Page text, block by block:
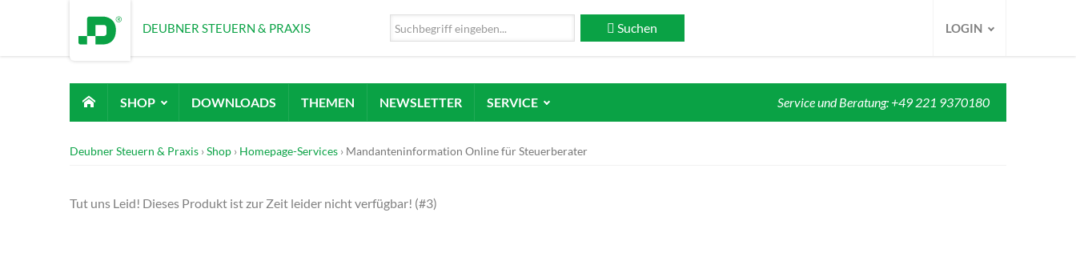
DEUBNER STEUERN & PRAXIS Suchen LOGIN
SHOP DOWNLOADS THEMEN NEWSLETTER SERVICE Service und Beratung: +49 221 9370180
Deubner Steuern & Praxis Shop Homepage-Services Mandanteninformation Online für Steuerberater
Tut uns Leid! Dieses Produkt ist zur Zeit leider nicht verfügbar! (#3)